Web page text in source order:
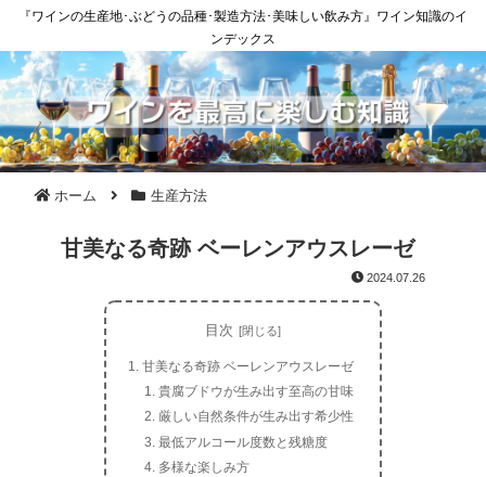
『ワインの生産地･ぶどうの品種･製造方法･美味しい飲み方』ワイン知識のイ
ンデックス
ホーム 生産方法
甘美なる奇跡 ベーレンアウスレーゼ
2024.07.26
目次
甘美なる奇跡 ベーレンアウスレーゼ
貴腐ブドウが生み出す至高の甘味
厳しい自然条件が生み出す希少性
最低アルコール度数と残糖度
多様な楽しみ方